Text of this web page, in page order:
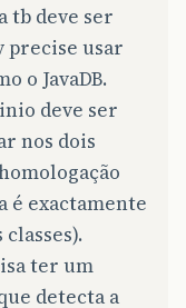
tb deve ser
precise usar
o JavaDB.
deve ser
nos dois
é exactamente
classes).
ter um
detecta a